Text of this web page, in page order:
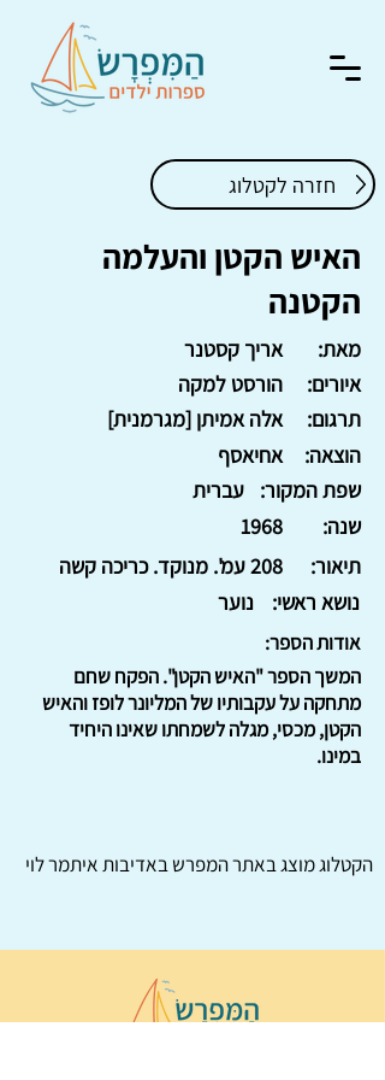
חזרה לקטלוג
האיש הקטן והעלמה
הקטנה
אריך קסטנר
מאת:
הורסט למקה
איורים:
אלה אמיתן [מגרמנית]
תרגום:
אחיאסף
הוצאה:
עברית
שפת המקור:
1968
שנה:
208 עמ'. מנוקד. כריכה קשה
תיאור:
נוער
נושא ראשי:
אודות הספר:
המשך הספר "האיש הקטן". הפקח שחם
מתחקה על עקבותיו של המליונר לופז והאיש
הקטן, מכסי, מגלה לשמחתו שאינו היחיד
במינו.
הקטלוג מוצג באתרהמפרשבאדיבות איתמר לוי